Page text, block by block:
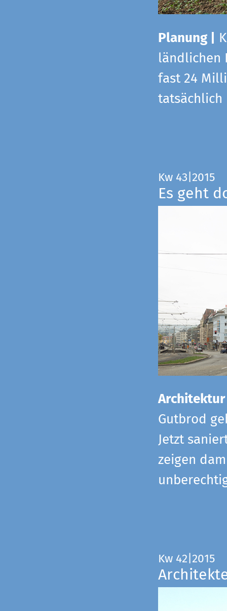
Planung |
ländlichen
fast 24
tatsächlich
Kw 43|2015
Es geht
Gutbrod
Jetzt
zeigen
Kw 42|2015